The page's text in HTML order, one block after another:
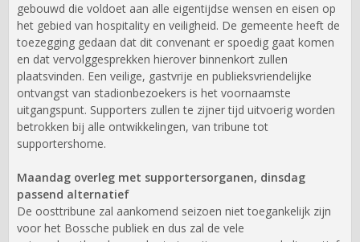
gebouwd die voldoet aan alle eigentijdse wensen en eisen op
het gebied van hospitality en veiligheid. De gemeente heeft de
toezegging gedaan dat dit convenant er spoedig gaat komen
en dat vervolggesprekken hierover binnenkort zullen
plaatsvinden. Een veilige, gastvrije en publieksvriendelijke
ontvangst van stadionbezoekers is het voornaamste
uitgangspunt. Supporters zullen te zijner tijd uitvoerig worden
betrokken bij alle ontwikkelingen, van tribune tot
supportershome.
Maandag overleg met supportersorganen, dinsdag
passend alternatief
De oosttribune zal aankomend seizoen niet toegankelijk zijn
voor het Bossche publiek en dus zal de vele